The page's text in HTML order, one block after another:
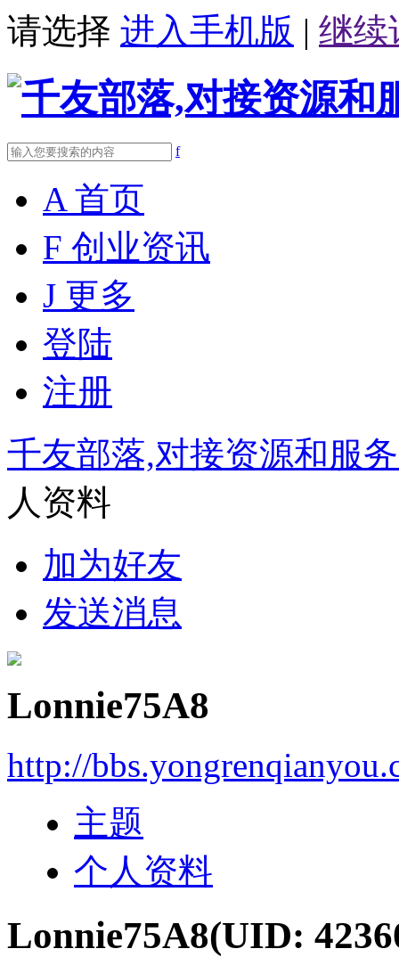
请选择 进入手机版 | 继续
f
A 首页
F 创业资讯
J 更多
登陆
注册
千友部落,对接资源和服
人资料
加为好友
发送消息
Lonnie75A8
http://
主题
个人资料
Lonnie75A8(UID: